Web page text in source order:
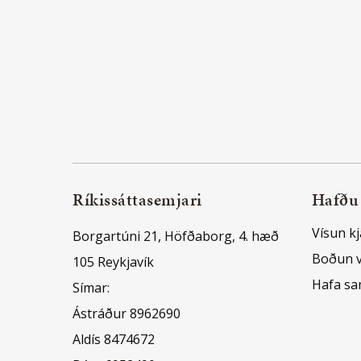
Ríkissáttasemjari
Borgartúni 21, Höfðaborg, 4. hæð
105 Reykjavík
Símar:
Ástráður 8962690
Aldís 8474672
Vísun
Boðun
Hafa